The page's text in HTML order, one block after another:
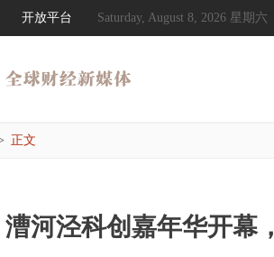
开放平台 Saturday, August 8, 2026 星期六
正文
漕河泾科创嘉年华开幕